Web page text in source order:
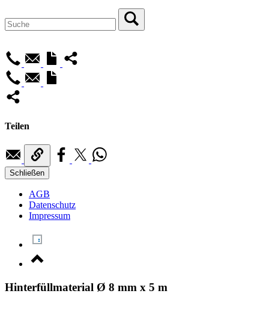
Teilen
Schließen
AGB
Datenschutz
Impressum
Hinterfüllmaterial Ø 8 mm x 5 m